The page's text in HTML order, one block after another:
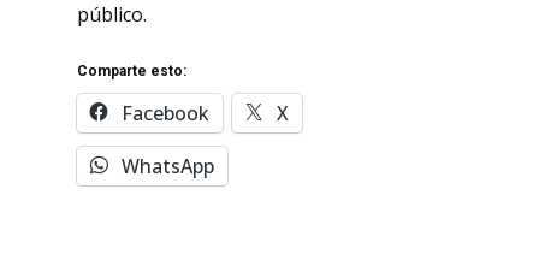
público.
Comparte esto:
Facebook
X
WhatsApp